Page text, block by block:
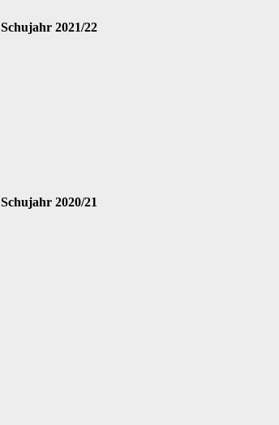
Schujahr 2021/22
Schujahr 2020/21